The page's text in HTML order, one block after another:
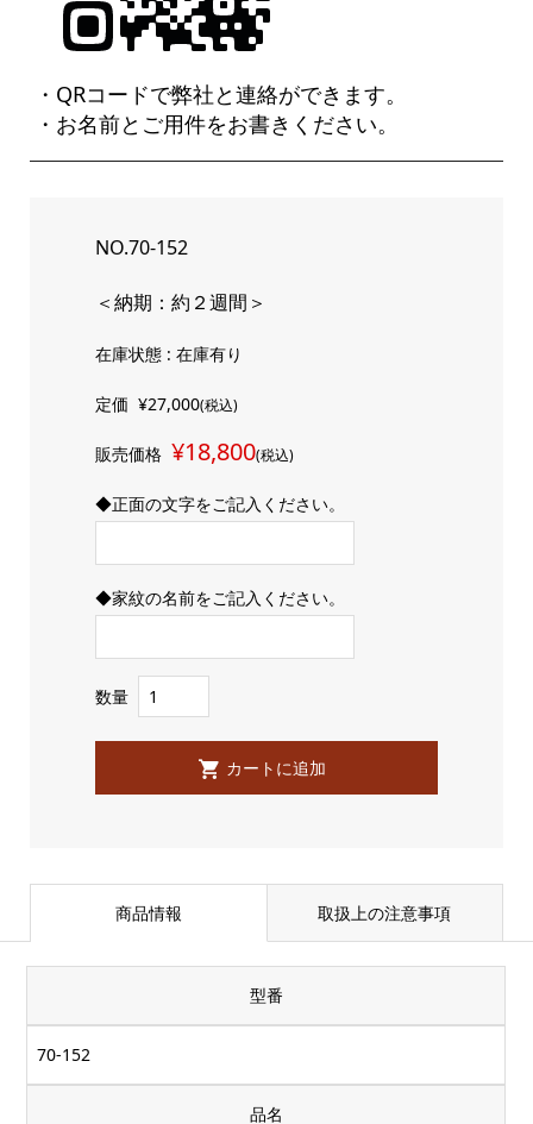
・QRコードで弊社と連絡ができます。
・お名前とご用件をお書きください。
NO.70-152
＜納期：約２週間＞
在庫状態 : 在庫有り
定価 ¥27,000(税込)
販売価格 ¥18,800(税込)
◆正面の文字をご記入ください。
◆家紋の名前をご記入ください。
数量
商品情報 取扱上の注意事項
型番
70-152
品名